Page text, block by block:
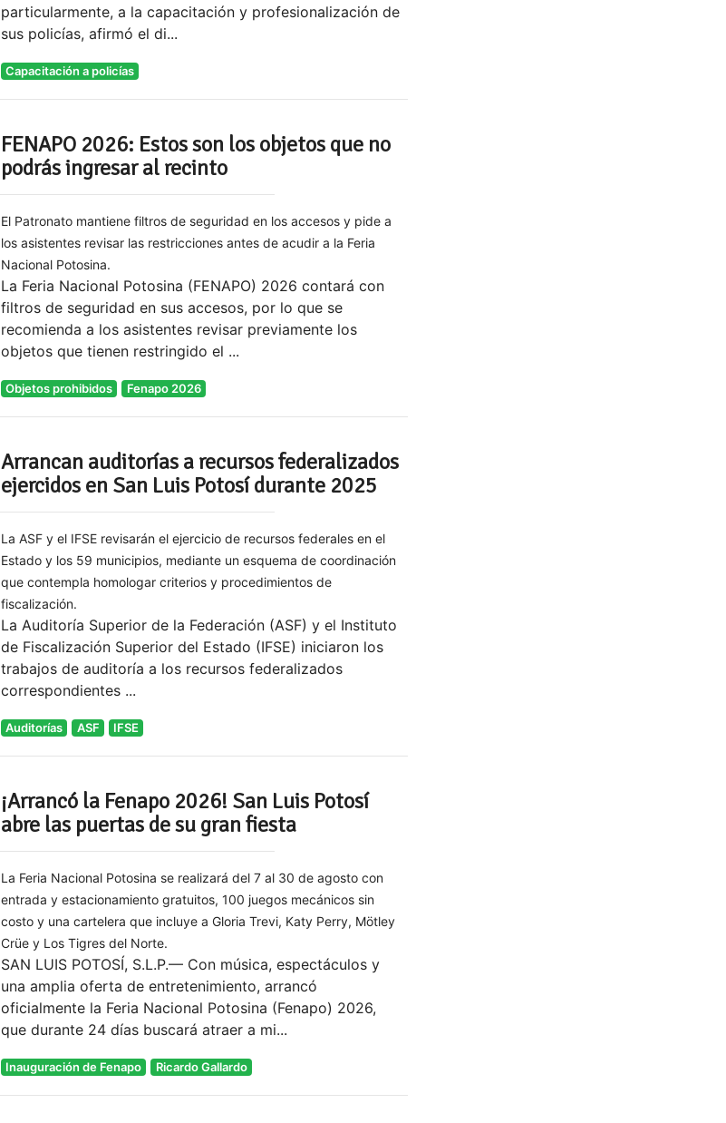
particularmente, a la capacitación y profesionalización de
sus policías, afirmó el di...
Capacitación a policías
FENAPO 2026: Estos son los objetos que no
podrás ingresar al recinto
El Patronato mantiene filtros de seguridad en los accesos y pide a
los asistentes revisar las restricciones antes de acudir a la Feria
Nacional Potosina.
La Feria Nacional Potosina (FENAPO) 2026 contará con
filtros de seguridad en sus accesos, por lo que se
recomienda a los asistentes revisar previamente los
objetos que tienen restringido el ...
Objetos prohibidos Fenapo 2026
Arrancan auditorías a recursos federalizados
ejercidos en San Luis Potosí durante 2025
La ASF y el IFSE revisarán el ejercicio de recursos federales en el
Estado y los 59 municipios, mediante un esquema de coordinación
que contempla homologar criterios y procedimientos de
fiscalización.
La Auditoría Superior de la Federación (ASF) y el Instituto
de Fiscalización Superior del Estado (IFSE) iniciaron los
trabajos de auditoría a los recursos federalizados
correspondientes ...
Auditorías ASF IFSE
¡Arrancó la Fenapo 2026! San Luis Potosí
abre las puertas de su gran fiesta
La Feria Nacional Potosina se realizará del 7 al 30 de agosto con
entrada y estacionamiento gratuitos, 100 juegos mecánicos sin
costo y una cartelera que incluye a Gloria Trevi, Katy Perry, Mötley
Crüe y Los Tigres del Norte.
SAN LUIS POTOSÍ, S.L.P.— Con música, espectáculos y
una amplia oferta de entretenimiento, arrancó
oficialmente la Feria Nacional Potosina (Fenapo) 2026,
que durante 24 días buscará atraer a mi...
Inauguración de Fenapo Ricardo Gallardo